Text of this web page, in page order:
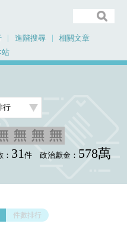
進階搜尋
相關文章
站
31件 政治獻金： 578萬
件數排行